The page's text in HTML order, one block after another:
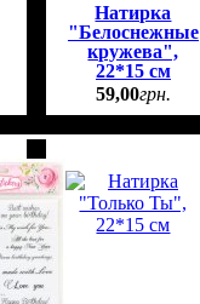
Натирка
"Белоснежные
кружева",
22*15 см
59,00грн.